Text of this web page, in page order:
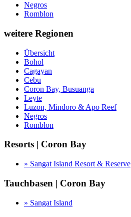
Negros
Romblon
weitere Regionen
Übersicht
Bohol
Cagayan
Cebu
Coron Bay, Busuanga
Leyte
Luzon, Mindoro & Apo Reef
Negros
Romblon
Resorts | Coron Bay
» Sangat Island Resort & Reserve
Tauchbasen | Coron Bay
» Sangat Island